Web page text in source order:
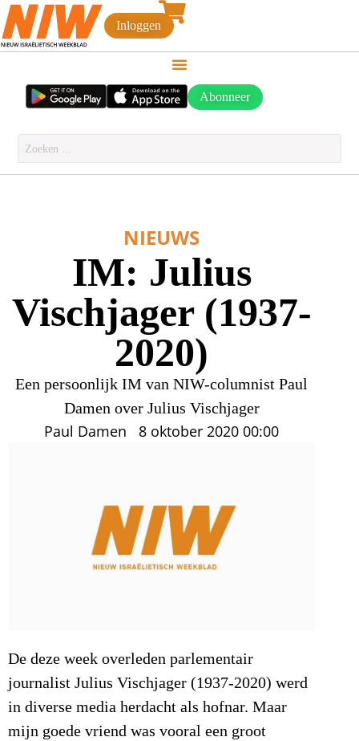
Inloggen
Abonneer
NIEUWS
IM: Julius
Vischjager (1937-
2020)
Een persoonlijk IM van NIW-columnist Paul
Damen over Julius Vischjager
Paul Damen 8 oktober 2020 00:00
De deze week overleden parlementair
journalist Julius Vischjager (1937-2020) werd
in diverse media herdacht als hofnar. Maar
mijn goede vriend was vooral een groot